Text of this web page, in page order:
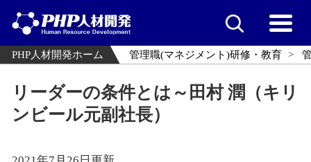
PHP人材開発ホーム 管理職(マネジメント)研修・教育
リーダーの条件とは～田村 潤（キリ
ンビール元副社長）